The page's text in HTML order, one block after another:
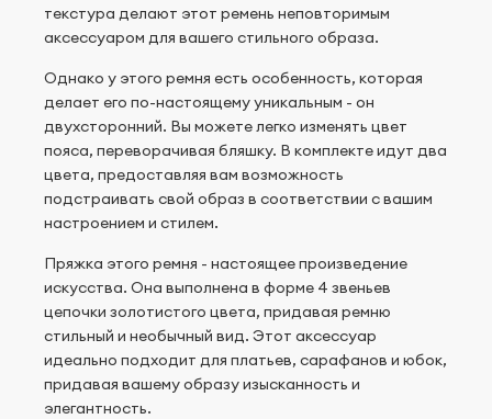
текстура делают этот ремень неповторимым
аксессуаром для вашего стильного образа.
Однако у этого ремня есть особенность, которая
делает его по-настоящему уникальным - он
двухсторонний. Вы можете легко изменять цвет
пояса, переворачивая бляшку. В комплекте идут два
цвета, предоставляя вам возможность
подстраивать свой образ в соответствии с вашим
настроением и стилем.
Пряжка этого ремня - настоящее произведение
искусства. Она выполнена в форме 4 звеньев
цепочки золотистого цвета, придавая ремню
стильный и необычный вид. Этот аксессуар
идеально подходит для платьев, сарафанов и юбок,
придавая вашему образу изысканность и
элегантность.